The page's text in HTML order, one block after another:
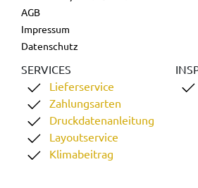
AGB
Impressum
Datenschutz
SERVICES
Lieferservice
Zahlungsarten
Druckdatenanleitung
Layoutservice
Klimabeitrag